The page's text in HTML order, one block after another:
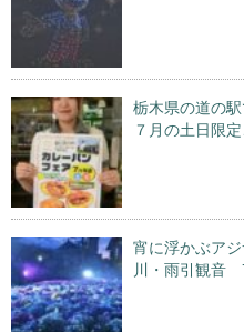
栃木県の道の
７月の土日限
宵に浮かぶア
川・雨引観音